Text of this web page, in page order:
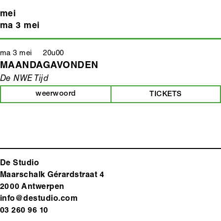
mei
ma 3 mei
ma 3 mei 20u00
MAANDAGAVONDEN
De NWE Tijd
weerwoord TICKETS
De Studio
Maarschalk Gérardstraat 4
2000 Antwerpen
info@destudio.com
03 260 96 10